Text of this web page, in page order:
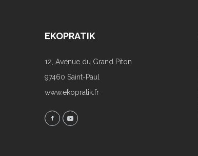
EKOPRATIK
12, Avenue du Grand Piton
97460 Saint-Paul
www.ekopratik.fr